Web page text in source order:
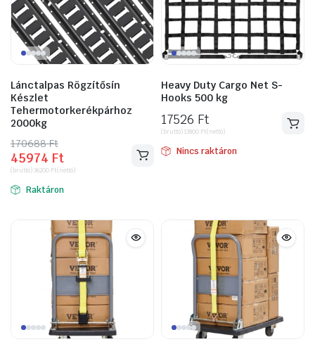
Lánctalpas Rögzítősín
Készlet
Tehermotorkerékpárhoz
2000kg
170688Ft
Original
price
was:
170688 Ft.
45974 Ft
Current
price
is:
45974 Ft.
(bruttó)36200 Ft(nettó)
Raktáron
Heavy Duty Cargo Net S-
Hooks 500 kg
17526 Ft
(bruttó)13800 Ft(nettó)
Nincs raktáron